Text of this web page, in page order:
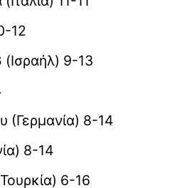
12
9-13
8-14
8-14
6-16